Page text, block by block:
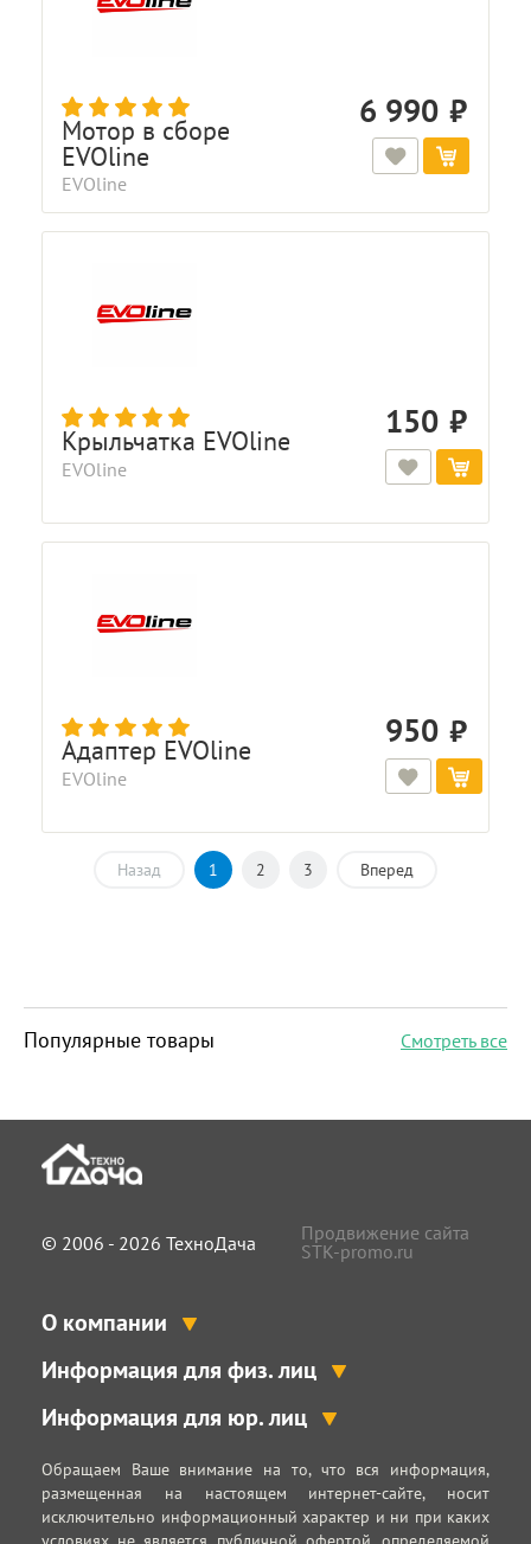
Мотор в сборе
EVOline
EVOline
6 990
Крыльчатка EVOline
EVOline
150
Адаптер EVOline
EVOline
950
Назад 1 2 3 Вперед
Популярные товары Смотреть все
© 2006 - 2026 ТехноДача
Продвижение сайта
STK-promo.ru
О компании
Информация для физ. лиц
Информация для юр. лиц
Обращаем Ваше внимание на то, что вся информация,
размещенная на настоящем интернет-сайте, носит
исключительно информационный характер и ни при каких